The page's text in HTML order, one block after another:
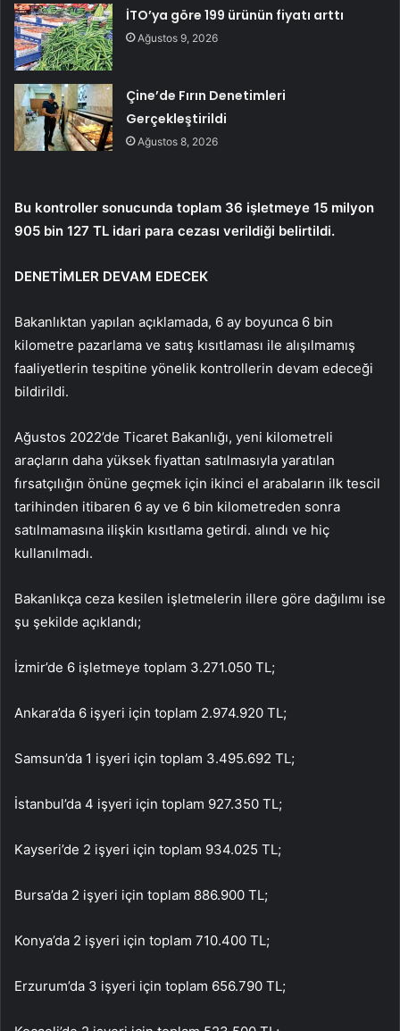
İTO’ya göre 199 ürünün fiyatı arttı
Ağustos 9, 2026
Çine’de Fırın Denetimleri
Gerçekleştirildi
Ağustos 8, 2026
Bu kontroller sonucunda toplam 36 işletmeye 15 milyon
905 bin 127 TL idari para cezası verildiği belirtildi.
DENETİMLER DEVAM EDECEK
Bakanlıktan yapılan açıklamada, 6 ay boyunca 6 bin
kilometre pazarlama ve satış kısıtlaması ile alışılmamış
faaliyetlerin tespitine yönelik kontrollerin devam edeceği
bildirildi.
Ağustos 2022’de Ticaret Bakanlığı, yeni kilometreli
araçların daha yüksek fiyattan satılmasıyla yaratılan
fırsatçılığın önüne geçmek için ikinci el arabaların ilk tescil
tarihinden itibaren 6 ay ve 6 bin kilometreden sonra
satılmamasına ilişkin kısıtlama getirdi. alındı ​​ve hiç
kullanılmadı.
Bakanlıkça ceza kesilen işletmelerin illere göre dağılımı ise
şu şekilde açıklandı;
İzmir’de 6 işletmeye toplam 3.271.050 TL;
Ankara’da 6 işyeri için toplam 2.974.920 TL;
Samsun’da 1 işyeri için toplam 3.495.692 TL;
İstanbul’da 4 işyeri için toplam 927.350 TL;
Kayseri’de 2 işyeri için toplam 934.025 TL;
Bursa’da 2 işyeri için toplam 886.900 TL;
Konya’da 2 işyeri için toplam 710.400 TL;
Erzurum’da 3 işyeri için toplam 656.790 TL;